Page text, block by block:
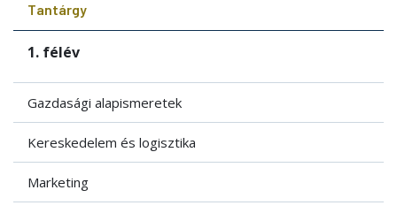
Tantárgy
1. félév
Gazdasági alapismeretek
Kereskedelem és logisztika
Marketing